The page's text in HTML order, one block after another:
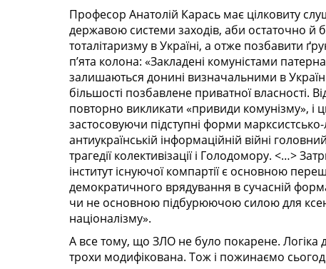
Професор Анатолій Карась має цілковиту
державою системи заходів, аби остаточно й
тоталітаризму в Україні, а отже позбавити
п’ята колона: «Закладені комуністами
залишаються донині визначальними в
більшості позбавлене приватної власності.
повторно викликати «привиди комунізму», і
застосовуючи підступні форми
антиукраїнській інформаційній війні
трагедії колективізації і Голодомору. <…>
інститут існуючої компартії є основною
демократичного врядування в сучасній
чи не основною підбурюючою силою для
націоналізму».
А все тому, що ЗЛО не було покарене.
трохи модифікована. Тож і пожинаємо